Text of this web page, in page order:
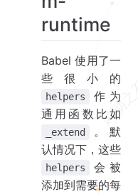
runtime
Babel 使用了一
些很小的
helpers
作为
通用函数比如
_extend
。默
认情况下，这些
helpers
会被
添加到需要的每